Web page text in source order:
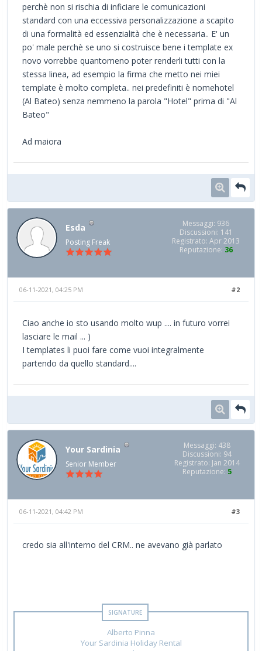
perchè non si rischia di inficiare le comunicazioni
standard con una eccessiva personalizzazione a scapito
di una formalità ed essenzialità che è necessaria.. E' un
po' male perchè se uno si costruisce bene i template ex
novo vorrebbe quantomeno poter renderli tutti con la
stessa linea, ad esempio la firma che metto nei miei
template è molto completa.. nei predefiniti è nomehotel
(Al Bateo) senza nemmeno la parola "Hotel" prima di "Al
Bateo"
Ad maiora
Esda
Posting Freak
Messaggi: 936
Discussioni: 141
Registrato: Apr 2013
Reputazione: 36
#2
06-11-2021, 04:25 PM
Ciao anche io sto usando molto wup .... in futuro vorrei
lasciare le mail ... )
I templates li puoi fare come vuoi integralmente
partendo da quello standard....
Your Sardinia
Senior Member
Messaggi: 438
Discussioni: 94
Registrato: Jan 2014
Reputazione: 5
#3
06-11-2021, 04:42 PM
credo sia all'interno del CRM.. ne avevano già parlato
Alberto Pinna
Your Sardinia Holiday Rental